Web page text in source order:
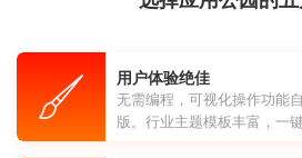
用户体验绝佳
无需编程，可视化操作功能
版。行业主题模板丰富，一